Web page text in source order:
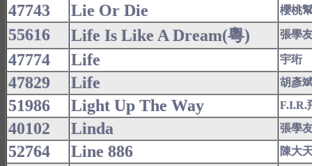
47743 Lie Or Die 櫻桃
55616 Life Is Like A Dream(粵) 張學
47774 Life 宇珩
47829 Life 胡彥
51986 Light Up The Way F.I.R.
40102 Linda 張學
52764 Line 886 陳大